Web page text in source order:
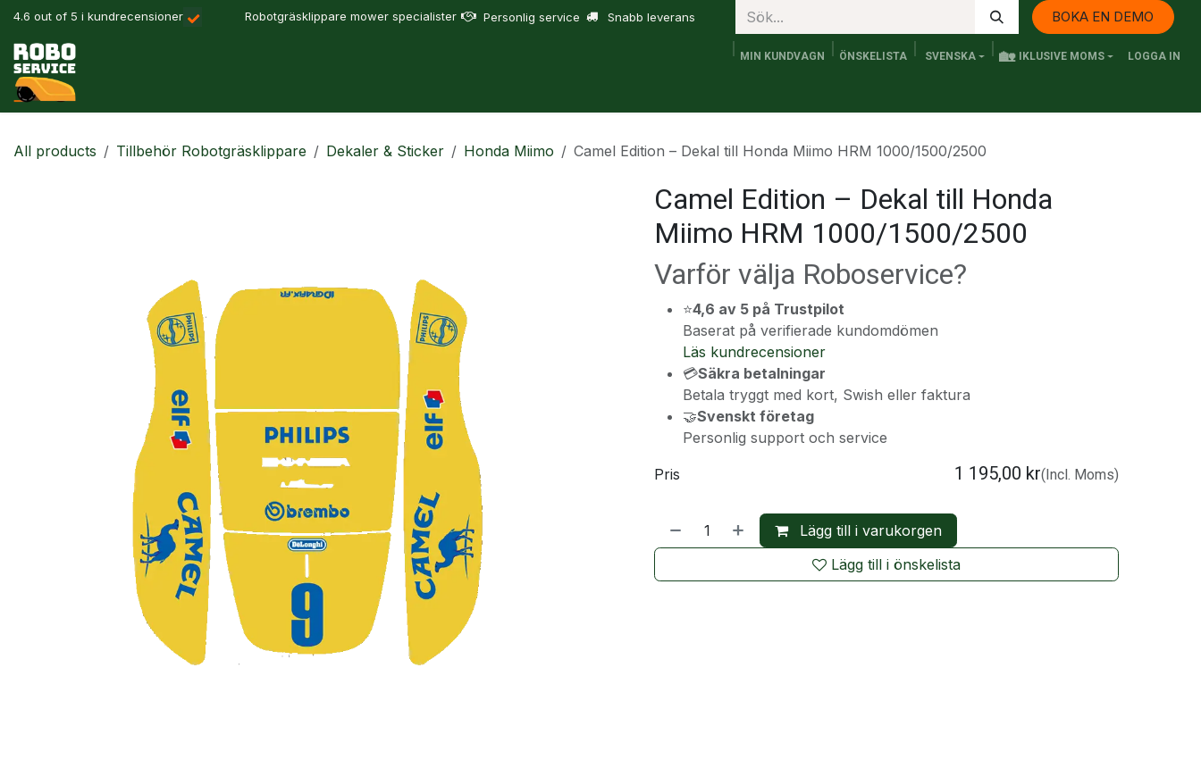
Hoppa till innehåll
4.6 out of 5 i kundrecensioner Robotgräsklippare mower specialister Personlig service Snabb leverans BOKA EN DEMO
MIN KUNDVAGN ÖNSKELISTA SVENSKA 🏡 IKLUSIVE MOMS LOGGA IN
Våra produkter
All products Tillbehör Robotgräsklippare Dekaler & Sticker Honda Miimo Camel Edition – Dekal till Honda Miimo HRM 1000/1500/2500
Camel Edition – Dekal till Honda
Miimo HRM 1000/1500/2500
Varför välja Roboservice?
⭐4,6 av 5 på Trustpilot
Baserat på verifierade kundomdömen
Läs kundrecensioner
💳Säkra betalningar
Betala tryggt med kort, Swish eller faktura
🤝Svenskt företag
Personlig support och service
Lägg till i varukorgen
Lägg till i önskelista
Pris 1 195,00 kr(Incl. Moms)